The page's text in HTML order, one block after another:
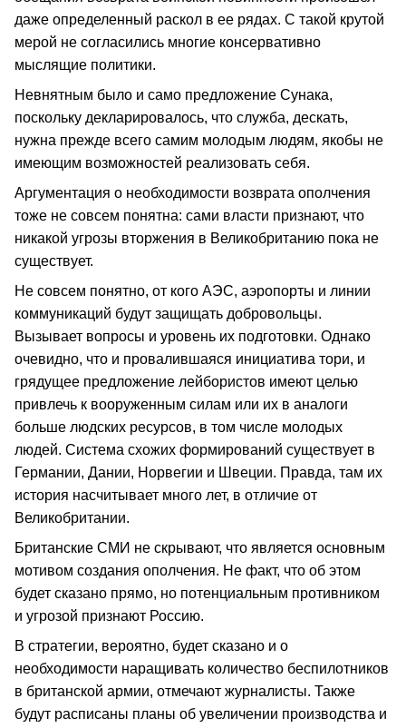
даже определенный раскол в ее рядах. С такой крутой
мерой не согласились многие консервативно
мыслящие политики.
Невнятным было и само предложение Сунака,
поскольку декларировалось, что служба, дескать,
нужна прежде всего самим молодым людям, якобы не
имеющим возможностей реализовать себя.
Аргументация о необходимости возврата ополчения
тоже не совсем понятна: сами власти признают, что
никакой угрозы вторжения в Великобританию пока не
существует.
Не совсем понятно, от кого АЭС, аэропорты и линии
коммуникаций будут защищать добровольцы.
Вызывает вопросы и уровень их подготовки. Однако
очевидно, что и провалившаяся инициатива тори, и
грядущее предложение лейбористов имеют целью
привлечь к вооруженным силам или их в аналоги
больше людских ресурсов, в том числе молодых
людей. Система схожих формирований существует в
Германии, Дании, Норвегии и Швеции. Правда, там их
история насчитывает много лет, в отличие от
Великобритании.
Британские СМИ не скрывают, что является основным
мотивом создания ополчения. Не факт, что об этом
будет сказано прямо, но потенциальным противником
и угрозой признают Россию.
В стратегии, вероятно, будет сказано и о
необходимости наращивать количество беспилотников
в британской армии, отмечают журналисты. Также
будут расписаны планы об увеличении производства и